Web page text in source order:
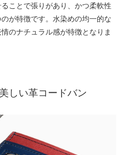
ことで張りがあり、かつ柔軟性
が特徴です。水染めの均一的な
のナチュラル感が特徴となりま
しい革コードバン